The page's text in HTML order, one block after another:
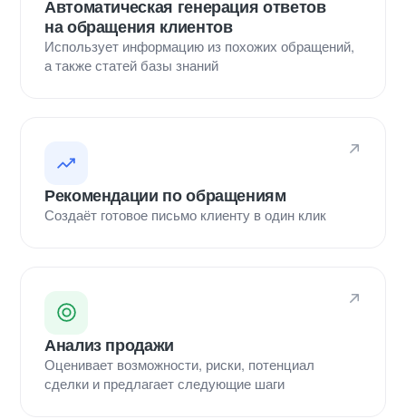
Автоматическая генерация ответов
на обращения клиентов
Использует информацию из похожих обращений,
а также статей базы знаний
Рекомендации по обращениям
Создаёт готовое письмо клиенту в один клик
Анализ продажи
Оценивает возможности, риски, потенциал
сделки и предлагает следующие шаги